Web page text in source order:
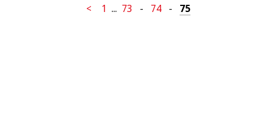
< 1 ... 73 - 74 - 75